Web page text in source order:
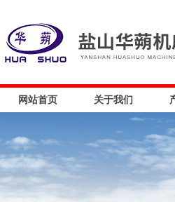
网站首页 关于我们